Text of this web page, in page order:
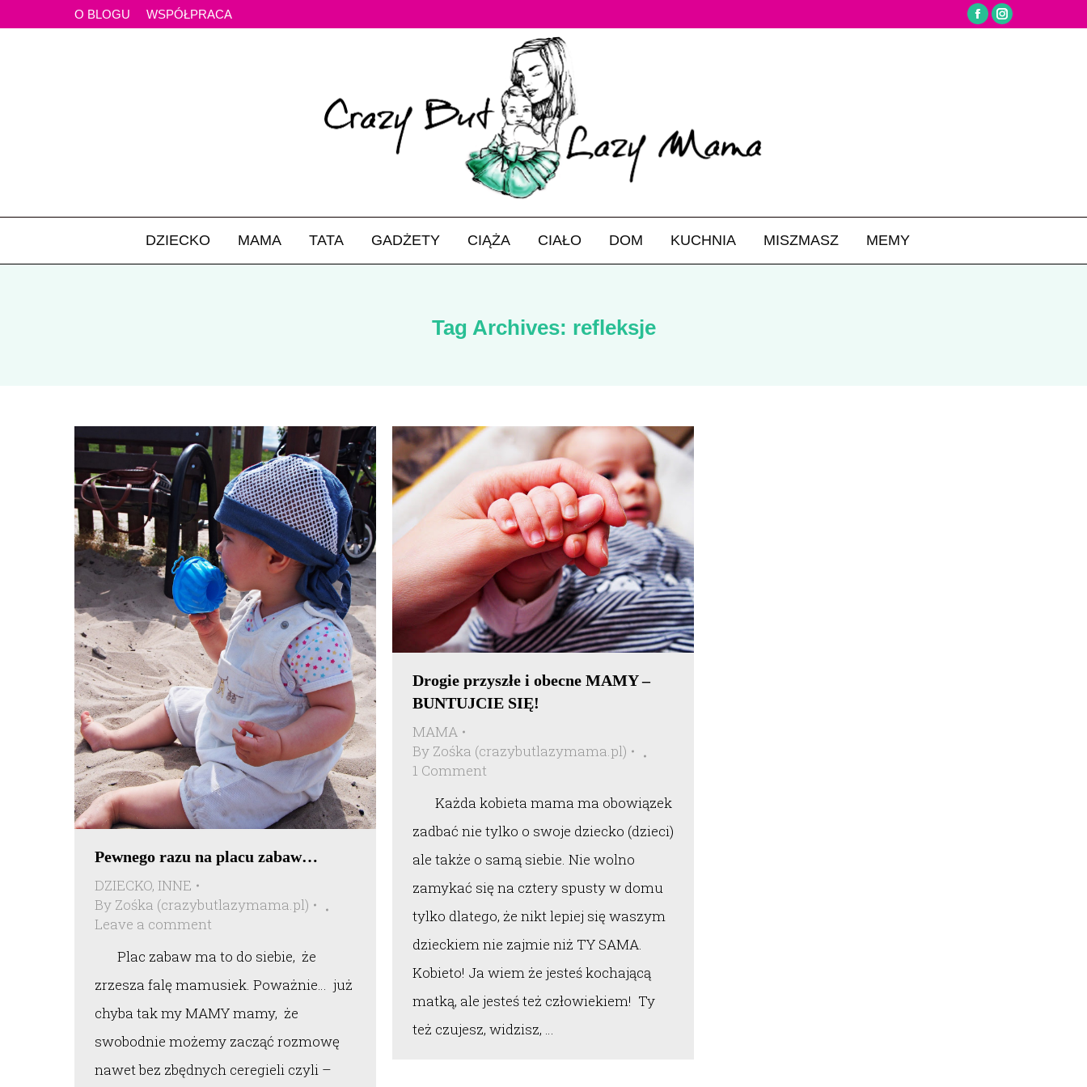
O BLOGU WSPÓŁPRACA
Facebook
Instagram
DZIECKO MAMA TATA GADŻETY CIĄŻA CIAŁO DOM KUCHNIA MISZMASZ MEMY
Tag Archives: refleksje
Pewnego razu na placu zabaw…
DZIECKO, INNE
By Zośka (crazybutlazymama.pl)
Leave a comment
Plac zabaw ma to do siebie, że
zrzesza falę mamusiek. Poważnie… już
chyba tak my MAMY mamy, że
swobodnie możemy zacząć rozmowę
nawet bez zbędnych ceregieli czyli –
Drogie przyszłe i obecne MAMY –
BUNTUJCIE SIĘ!
MAMA
By Zośka (crazybutlazymama.pl)
1 Comment
Każda kobieta mama ma obowiązek
zadbać nie tylko o swoje dziecko (dzieci)
ale także o samą siebie. Nie wolno
zamykać się na cztery spusty w domu
tylko dlatego, że nikt lepiej się waszym
dzieckiem nie zajmie niż TY SAMA.
Kobieto! Ja wiem że jesteś kochającą
matką, ale jesteś też człowiekiem! Ty
też czujesz, widzisz, …